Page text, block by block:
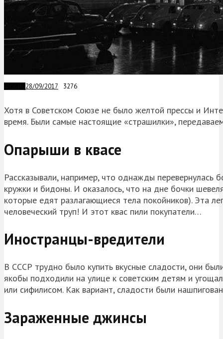
28/09/2017 3276
Хотя в Советском Союзе не было желтой прессы и
время. Были самые настоящие «страшилки»,
Опарыши в квасе
Рассказывали, например, что однажды перевернулась
кружки и бидоны. И оказалось, что на дне бочки
которые едят разлагающиеся тела покойников). Эта
человеческий труп! И этот квас пили покупатели…
Иностранцы-вредители
В СССР трудно было купить вкусные сладости, они
якобы подходили на улице к советским детям и
или сифилисом. Как вариант, сладости были
Зараженные джинсы